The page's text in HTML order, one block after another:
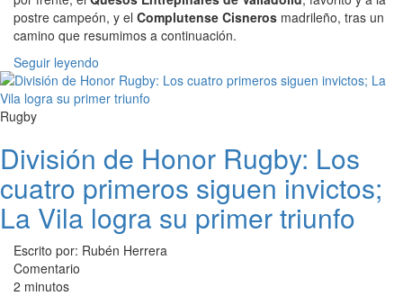
postre campeón, y el Complutense Cisneros madrileño, tras un
camino que resumimos a continuación.
Seguir leyendo
Rugby
División de Honor Rugby: Los
cuatro primeros siguen invictos;
La Vila logra su primer triunfo
Escrito por: Rubén Herrera
Comentario
2 minutos